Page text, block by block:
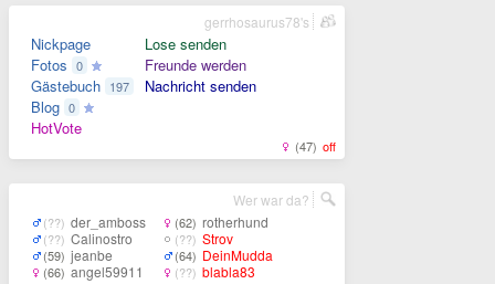
Nickpage
Fotos 0
Gästebuch 197
Blog 0
HotVote
Lose senden
Freunde werden
Nachricht senden
(47) off
gerrhosaurus78's
(??) der_amboss
(??) Calinostro
(59) jeanbe
(66) angel59911
(62) rotherhund
(??) Strov
(64) DeinMudda
(??) blabla83
Wer war da?